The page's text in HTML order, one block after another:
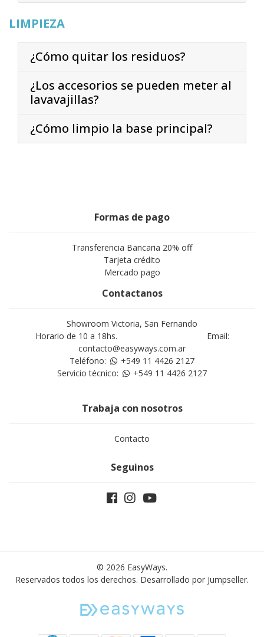
LIMPIEZA
¿Cómo quitar los residuos?
¿Los accesorios se pueden meter al
lavavajillas?
¿Cómo limpio la base principal?
Formas de pago
Transferencia Bancaria 20% off
Tarjeta crédito
Mercado pago
Contactanos
Showroom Victoria, San Fernando
Horario de 10 a 18hs. Email:
contacto@easyways.com.ar
Teléfono:
+549 11 4426 2127
Servicio técnico:
+549 11 4426 2127
Trabaja con nosotros
Contacto
Seguinos
© 2026 EasyWays.
Reservados todos los derechos. Desarrollado por Jumpseller.